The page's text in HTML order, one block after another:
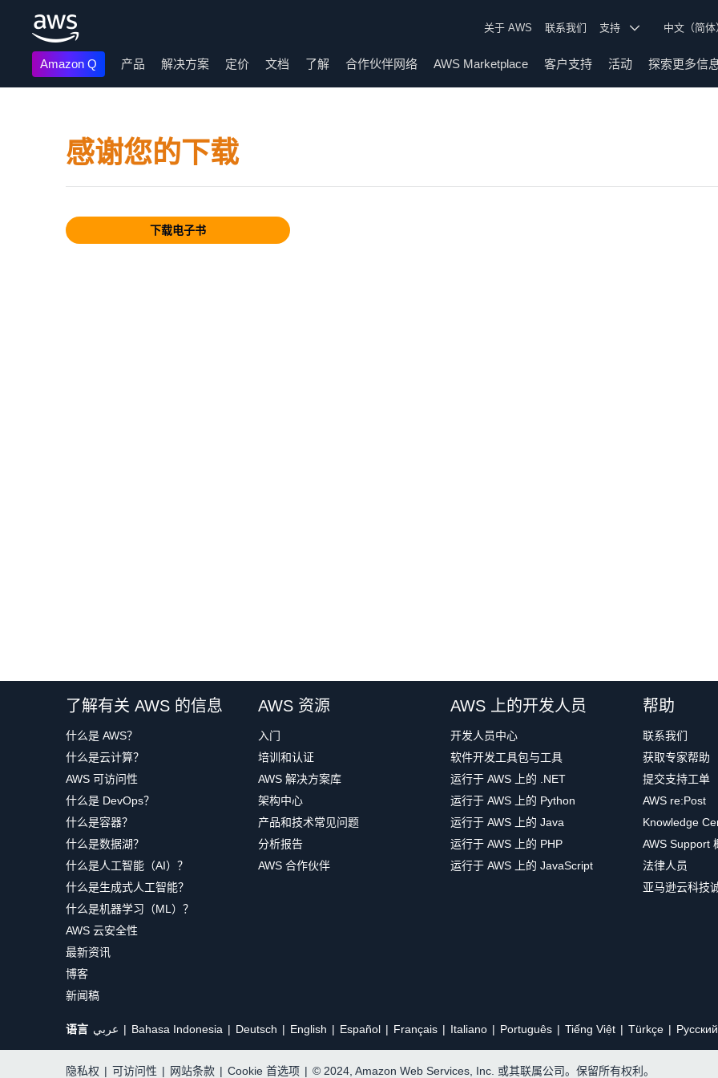
关于 AWS 联系我们 支持 中文（简
Amazon Q 产品 解决方案 定价 文档 了解 合作伙伴网络 AWS Marketplace 客户支持 活动 探索更多信
感谢您的下载
下载电子书
了解有关 AWS 的信息
什么是 AWS？
什么是云计算？
AWS 可访问性
什么是 DevOps？
什么是容器？
什么是数据湖？
什么是人工智能（AI）？
什么是生成式人工智能？
什么是机器学习（ML）？
AWS 云安全性
最新资讯
博客
新闻稿
AWS 资源
入门
培训和认证
AWS 解决方案库
架构中心
产品和技术常见问题
分析报告
AWS 合作伙伴
AWS 上的开发人员
开发人员中心
软件开发工具包与工具
运行于 AWS 上的 .NET
运行于 AWS 上的 Python
运行于 AWS 上的 Java
运行于 AWS 上的 PHP
运行于 AWS 上的 JavaScript
帮助
联系我们
获取专家帮助
提交支持工单
AWS re:Post
Knowledge
AWS Support
法律人员
亚马逊云科技
语言 عربي Bahasa Indonesia Deutsch English Español Français Italiano Português Tiếng Việt Türkçe Ρусский
隐私权 | 可访问性 | 网站条款 | Cookie 首选项 | © 2024, Amazon Web Services, Inc. 或其联属公司。保留所有权利。